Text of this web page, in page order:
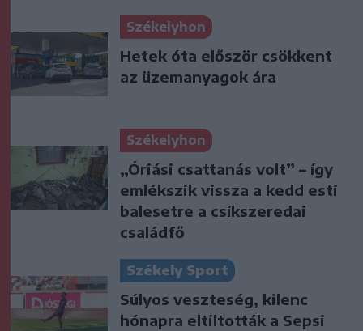
Székelyhon
Hetek óta először csökkent
az üzemanyagok ára
Székelyhon
„Óriási csattanás volt” – így
emlékszik vissza a kedd esti
balesetre a csíkszeredai
családfő
Székely Sport
Súlyos veszteség, kilenc
hónapra eltiltották a Sepsi